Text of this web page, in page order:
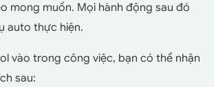
mong muốn. Mọi hành động sau đó
auto thực hiện.
vào trong công việc, bạn có thể nhận
sau: